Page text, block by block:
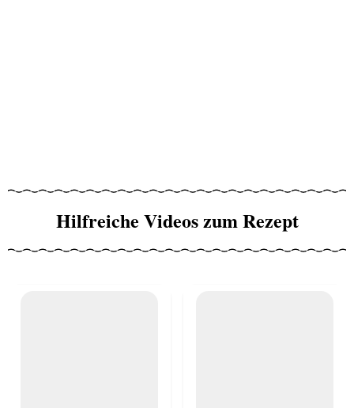
Hilfreiche Videos zum Rezept